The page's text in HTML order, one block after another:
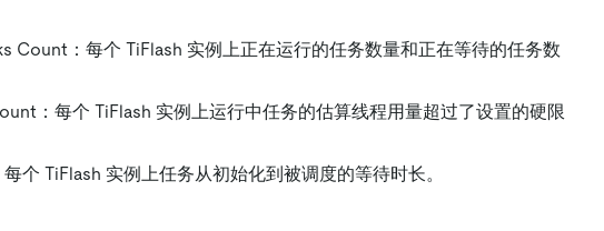
Count：每个 TiFlash 实例上正在运行的任务数量和正在等待的任务数
：每个 TiFlash 实例上运行中任务的估算线程用量超过了设置的硬限
个 TiFlash 实例上任务从初始化到被调度的等待时长。